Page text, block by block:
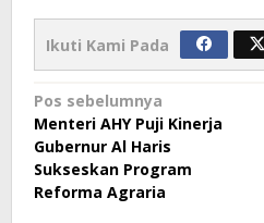
Ikuti Kami Pada
Navigasi
pos
Pos sebelumnya
Menteri AHY Puji Kinerja
Gubernur Al Haris
Sukseskan Program
Reforma Agraria